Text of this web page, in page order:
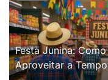
Festa Junina:
Aproveitar a